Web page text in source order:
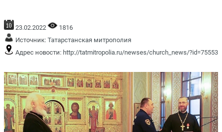
23.02.2022
1816
Источник: Татарстанская митрополия
Адрес новости: http://tatmitropolia.ru/newses/church_news/?id=75553